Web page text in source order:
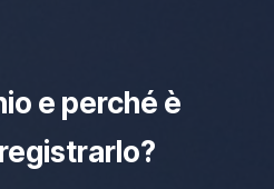
e perché è